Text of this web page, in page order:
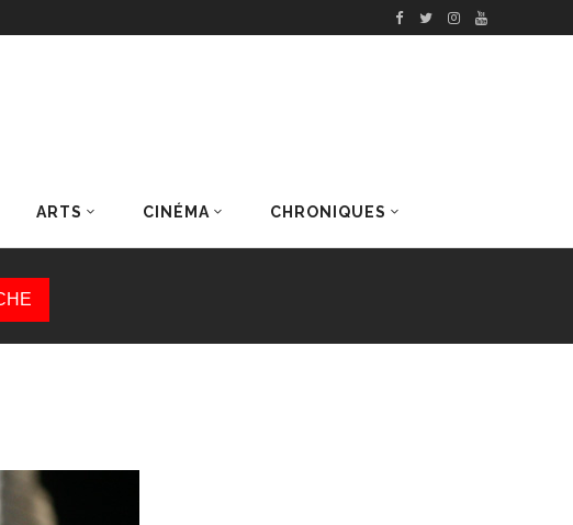
ARTS CINÉMA CHRONIQUES
DERNIERS ARTICLES